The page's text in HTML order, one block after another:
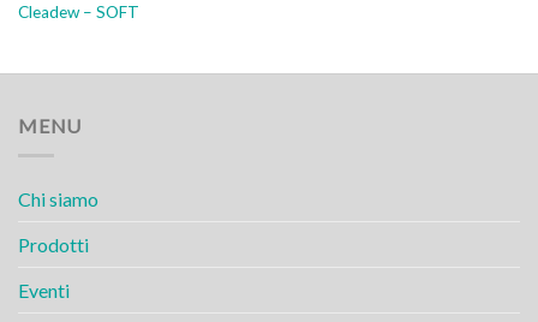
Cleadew – SOFT
MENU
Chi siamo
Prodotti
Eventi